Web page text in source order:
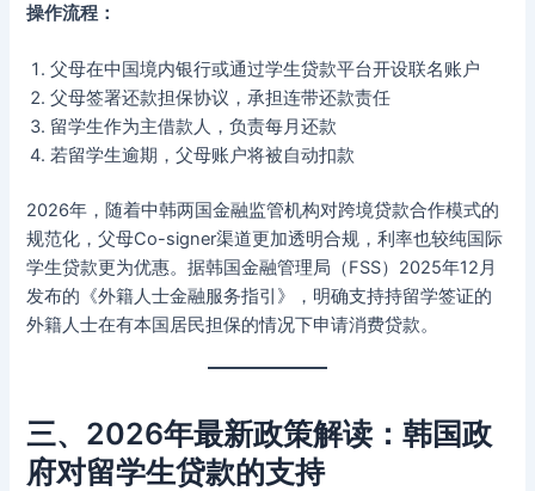
操作流程：
父母在中国境内银行或通过学生贷款平台开设联名账户
父母签署还款担保协议，承担连带还款责任
留学生作为主借款人，负责每月还款
若留学生逾期，父母账户将被自动扣款
2026年，随着中韩两国金融监管机构对跨境贷款合作模式的
规范化，父母Co-signer渠道更加透明合规，利率也较纯国际
学生贷款更为优惠。据韩国金融管理局（FSS）2025年12月
发布的《外籍人士金融服务指引》，明确支持持留学签证的
外籍人士在有本国居民担保的情况下申请消费贷款。
三、2026年最新政策解读：韩国政
府对留学生贷款的支持